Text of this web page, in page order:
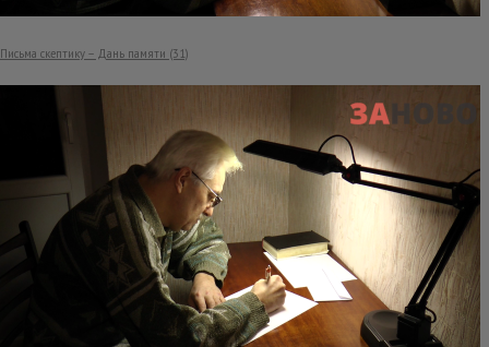
Письма скептику – Дань памяти (31)